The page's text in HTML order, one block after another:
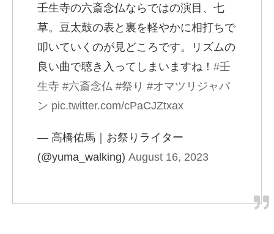
壬生寺の六斎念仏ならではの演目、七
草。豆太鼓の表と裏を軽やかに相打ちで
叩いていくのが見どころです。リズムの
良い曲で聴き入ってしまいますね！ #壬
生寺 #六斎念仏 #祭り #オマツリジャパ
ン pic.twitter.com/cPaCJZtxax
— 高橋佑馬｜お祭りライター
(@yuma_walking) August 16, 2023